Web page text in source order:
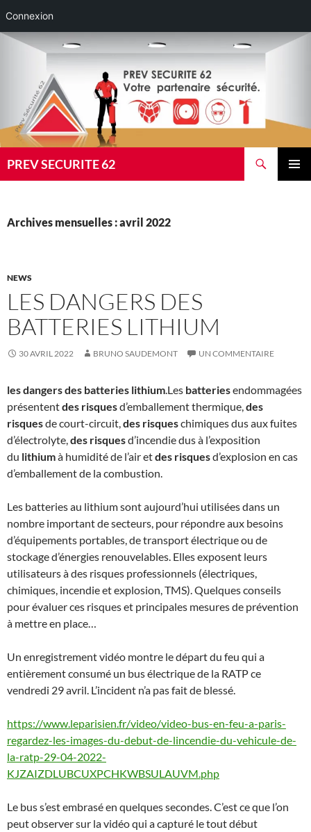
Connexion
Aller
PREV SECURITE 62
Archives mensuelles : avril 2022
NEWS
LES DANGERS DES
BATTERIES LITHIUM
30 AVRIL 2022 BRUNO SAUDEMONT UN COMMENTAIRE
les dangers des batteries lithium .Les batteriesendommagées
présententdes risquesd’emballement thermique, des
risquesde court-circuit, des risqueschimiques dus aux fuites
d’électrolyte, des risquesd’incendie dus à l’exposition
du lithiumà humidité de l’air etdes risquesd’explosion en cas
d’emballement de la combustion.
Les batteries au lithium sont aujourd’hui utilisées dans un
nombre important de secteurs, pour répondre aux besoins
d’équipements portables, de transport électrique ou de
stockage d’énergies renouvelables. Elles exposent leurs
utilisateurs à des risques professionnels (électriques,
chimiques, incendie et explosion, TMS). Quelques conseils
pour évaluer ces risques et principales mesures de prévention
à mettre en place…
Un enregistrement vidéo montre le départ du feu qui a
entièrement consumé un bus électrique de la RATP ce
vendredi 29 avril. L’incident n’a pas fait de blessé.
https://www.leparisien.fr/video/video-bus-en-feu-a-paris-
regardez-les-images-du-debut-de-lincendie-du-vehicule-de-
la-ratp-29-04-2022-
KJZAIZDLUBCUXPCHKWBSULAUVM.php
Le bus s’est embrasé en quelques secondes. C’est ce que l’on
peut observer sur la vidéo qui a capturé le tout début